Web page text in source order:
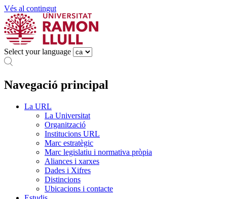
Vés al contingut
Select your language
Navegació principal
La URL
La Universitat
Organització
Institucions URL
Marc estratègic
Marc legislatiu i normativa pròpia
Aliances i xarxes
Dades i Xifres
Distincions
Ubicacions i contacte